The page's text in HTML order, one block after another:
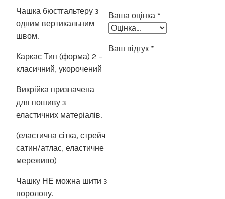
Чашка бюстгальтеру з
одним вертикальним
швом.
Каркас Тип (форма) 2 –
класичний, укорочений
Викрійка призначена
для пошиву з
еластичних матеріалів.
(еластична сітка, стрейч
сатин/атлас, еластичне
мереживо)
Чашку НЕ можна шити з
поролону.
Ваша оцінка *
Ваш відгук *